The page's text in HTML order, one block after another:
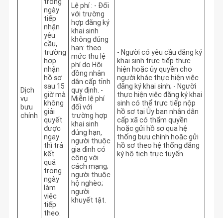
Dịch
vụ
bưu
chính
ngày
tiếp
nhận
yêu
cầu,
trường
hợp
nhận
hồ sơ
sau 15
giờ mà
không
giải
quyết
được
ngay
thì trả
kết
quả
trong
ngày
làm
việc
tiếp
theo.
Lệ phí : - Đối
với trường
hợp đăng ký
khai sinh
không đúng
hạn: theo
mức thu lệ
phí do Hội
đồng nhân
dân cấp tỉnh
quy định. -
Miễn lệ phí
đối với
trường hợp
khai sinh
đúng hạn,
người thuộc
gia đình có
công với
cách mạng;
người thuộc
hộ nghèo;
người
khuyết tật.
- Người có yêu cầu đăng ký
khai sinh trực tiếp thực
hiện hoặc ủy quyền cho
người khác thực hiện việc
đăng ký khai sinh; - Người
thực hiện việc đăng ký khai
sinh có thể trực tiếp nộp
hồ sơ tại Ủy ban nhân dân
cấp xã có thẩm quyền
hoặc gửi hồ sơ qua hệ
thống bưu chính hoặc gửi
hồ sơ theo hệ thống đăng
ký hộ tịch trực tuyến.